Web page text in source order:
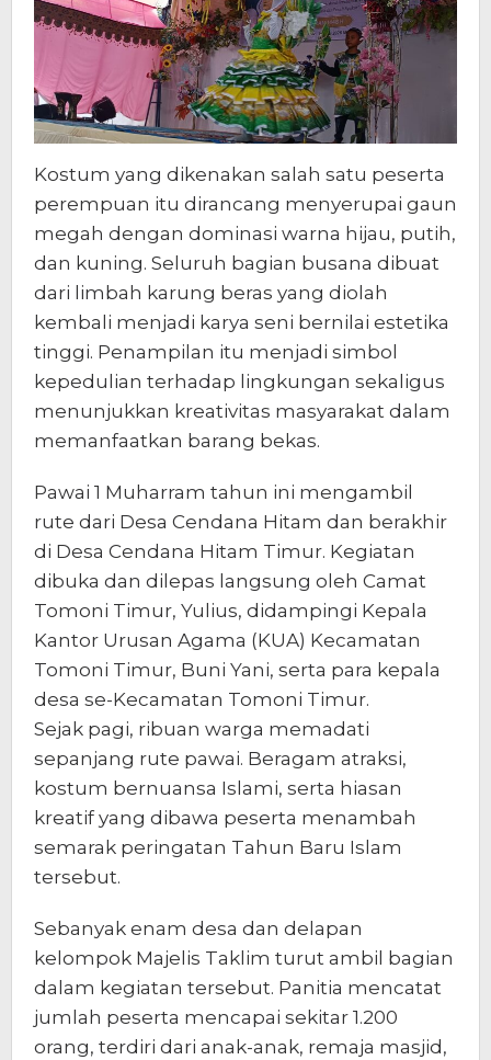
Kostum yang dikenakan salah satu peserta
perempuan itu dirancang menyerupai gaun
megah dengan dominasi warna hijau, putih,
dan kuning. Seluruh bagian busana dibuat
dari limbah karung beras yang diolah
kembali menjadi karya seni bernilai estetika
tinggi. Penampilan itu menjadi simbol
kepedulian terhadap lingkungan sekaligus
menunjukkan kreativitas masyarakat dalam
memanfaatkan barang bekas.
Pawai 1 Muharram tahun ini mengambil
rute dari Desa Cendana Hitam dan berakhir
di Desa Cendana Hitam Timur. Kegiatan
dibuka dan dilepas langsung oleh Camat
Tomoni Timur, Yulius, didampingi Kepala
Kantor Urusan Agama (KUA) Kecamatan
Tomoni Timur, Buni Yani, serta para kepala
desa se-Kecamatan Tomoni Timur.
Sejak pagi, ribuan warga memadati
sepanjang rute pawai. Beragam atraksi,
kostum bernuansa Islami, serta hiasan
kreatif yang dibawa peserta menambah
semarak peringatan Tahun Baru Islam
tersebut.
Sebanyak enam desa dan delapan
kelompok Majelis Taklim turut ambil bagian
dalam kegiatan tersebut. Panitia mencatat
jumlah peserta mencapai sekitar 1.200
orang, terdiri dari anak-anak, remaja masjid,